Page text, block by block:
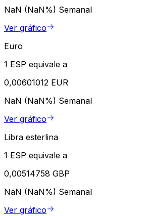
NaN (NaN%) Semanal
Ver gráfico
Euro
1 ESP equivale a
0,00601012 EUR
NaN (NaN%) Semanal
Ver gráfico
Libra esterlina
1 ESP equivale a
0,00514758 GBP
NaN (NaN%) Semanal
Ver gráfico